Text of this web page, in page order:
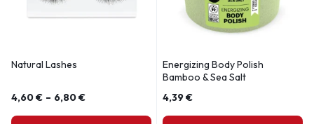
Natural Lashes
4,60€ – 6,80€
Energizing Body Polish
Bamboo & Sea Salt
4,39€